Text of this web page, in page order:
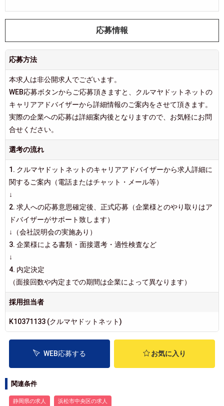
応募情報
応募方法
本求人は非公開求人でございます。
WEB応募ボタンからご応募頂きますと、クルマヤドットネットの
キャリアアドバイザーから詳細情報のご案内をさせて頂きます。
実際の企業への応募は詳細案内後となりますので、お気軽にお問
合せください。
選考の流れ
1. クルマヤドットネットのキャリアアドバイザーから求人詳細に
関するご案内（電話またはチャット・メール等）
↓
2. 求人への応募意思確定後、正式応募（企業様とのやり取りはア
ドバイザーがサポート致します）
↓（会社説明会の実施あり）
3. 企業様による書類・面接選考・適性検査など
↓
4. 内定決定
（面接回数や内定までの期間は企業によって異なります）
採用担当者
K10371133 (クルマヤドットネット)
WEB応募する お気に入り
関連条件
静岡県の求人 浜松市中央区の求人